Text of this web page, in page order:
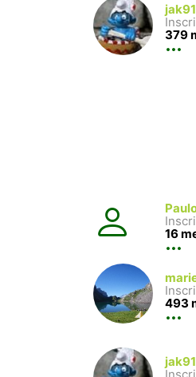
jak91
379
16
493
jak91